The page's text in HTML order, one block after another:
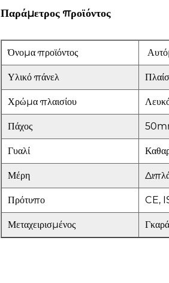
Παράμετρος προϊόντος
Όνομα προϊόντος
Υλικό πάνελ
Χρώμα πλαισίου
Πάχος
Γυαλί
Μέρη
Πρότυπο CE,
Μεταχειρισμένος